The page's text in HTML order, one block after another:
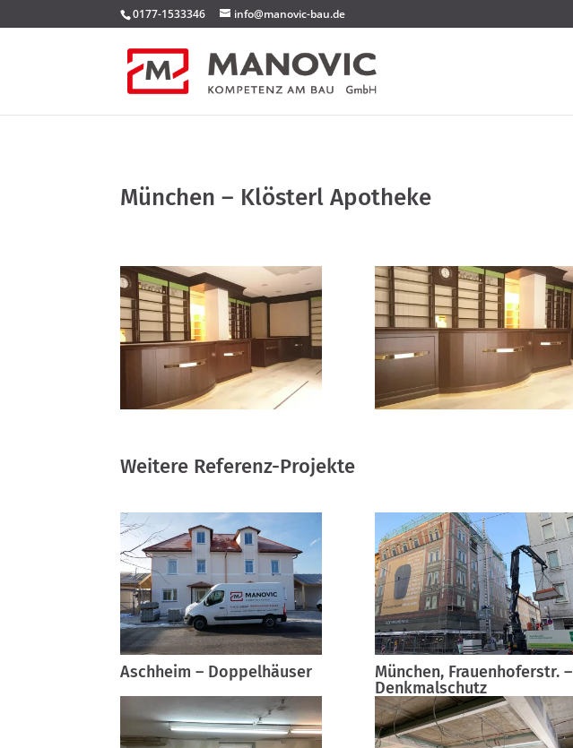
0177-1533346 info@manovic-bau.de
München – Klösterl Apotheke
Weitere Referenz-Projekte
Aschheim – Doppelhäuser
München, Frauenhoferstr. –
Denkmalschutz